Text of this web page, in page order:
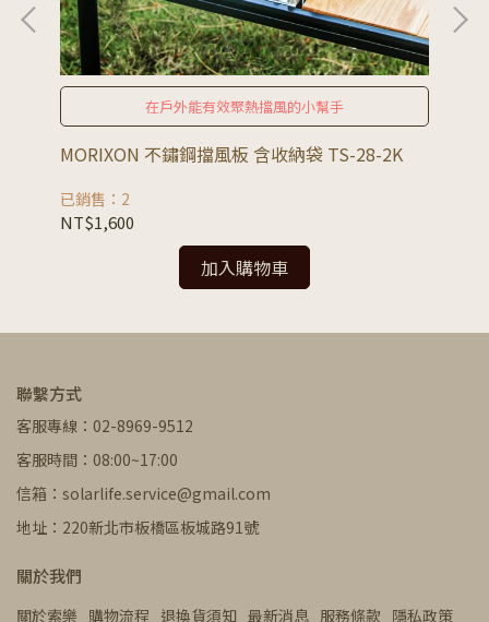
在戶外能有效聚熱擋風的小幫手
MORIXON 不鏽鋼擋風板 含收納袋 TS-28-2K
已銷售：2
NT$1,600
加入購物車
聯繫方式
客服專線：02-8969-9512
客服時間：08:00~17:00
信箱：solarlife.service@gmail.com
地址：220新北市板橋區板城路91號
關於我們
關於索樂 購物流程 退換貨須知 最新消息 服務條款 隱私政策